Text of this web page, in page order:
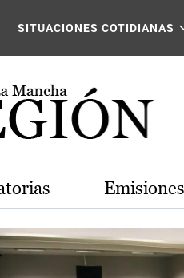
SITUACIONES COTIDIANAS